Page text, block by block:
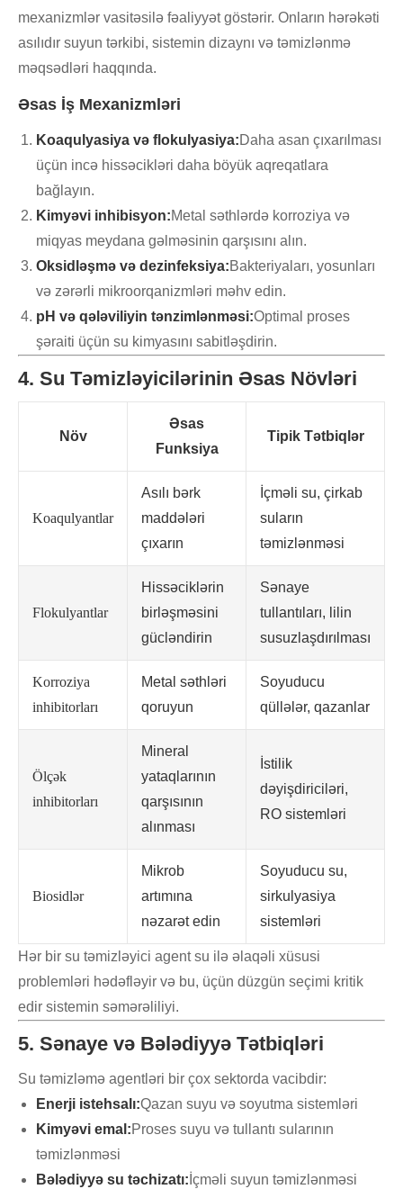
mexanizmlər vasitəsilə fəaliyyət göstərir. Onların hərəkəti
asılıdır suyun tərkibi, sistemin dizaynı və təmizlənmə
məqsədləri haqqında.
Əsas İş Mexanizmləri
Koaqulyasiya və flokulyasiya:Daha asan çıxarılması
üçün incə hissəcikləri daha böyük aqreqatlara
bağlayın.
Kimyəvi inhibisyon:Metal səthlərdə korroziya və
miqyas meydana gəlməsinin qarşısını alın.
Oksidləşmə və dezinfeksiya:Bakteriyaları, yosunları
və zərərli mikroorqanizmləri məhv edin.
pH və qələviliyin tənzimlənməsi:Optimal proses
şəraiti üçün su kimyasını sabitləşdirin.
4. Su Təmizləyicilərinin Əsas Növləri
Növ
Əsas
Funksiya
Tipik Tətbiqlər
Koaqulyantlar
Asılı bərk
maddələri
çıxarın
İçməli su, çirkab
suların
təmizlənməsi
Flokulyantlar
Hissəciklərin
birləşməsini
gücləndirin
Sənaye
tullantıları, lilin
susuzlaşdırılması
Korroziya
inhibitorları
Metal səthləri
qoruyun
Soyuducu
qüllələr, qazanlar
Ölçək
inhibitorları
Mineral
yataqlarının
qarşısının
alınması
İstilik
dəyişdiriciləri,
RO sistemləri
Biosidlər
Mikrob
artımına
nəzarət edin
Soyuducu su,
sirkulyasiya
sistemləri
Hər bir su təmizləyici agent su ilə əlaqəli xüsusi
problemləri hədəfləyir və bu, üçün düzgün seçimi kritik
edir sistemin səmərəliliyi.
5. Sənaye və Bələdiyyə Tətbiqləri
Su təmizləmə agentləri bir çox sektorda vacibdir:
Enerji istehsalı:Qazan suyu və soyutma sistemləri
Kimyəvi emal:Proses suyu və tullantı sularının
təmizlənməsi
Bələdiyyə su təchizatı: İçməli suyun təmizlənməsi